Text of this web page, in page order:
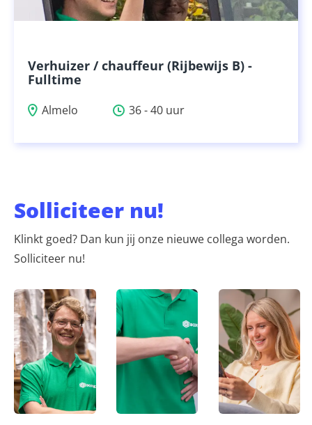
Verhuizer / chauffeur (Rijbewijs B) -
Fulltime
Almelo 36 - 40 uur
Solliciteer nu!
Klinkt goed? Dan kun jij onze nieuwe collega worden.
Solliciteer nu!